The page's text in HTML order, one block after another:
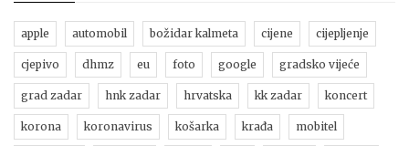
apple automobil božidar kalmeta cijene cijepljenje
cjepivo dhmz eu foto google gradsko vijeće
grad zadar hnk zadar hrvatska kk zadar koncert
korona koronavirus košarka krađa mobitel